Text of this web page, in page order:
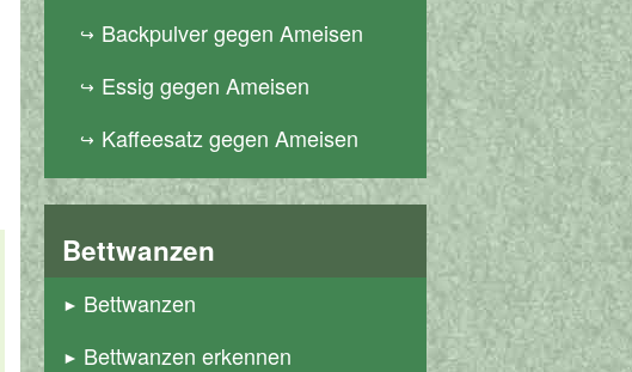
Backpulver gegen Ameisen
Essig gegen Ameisen
Kaffeesatz gegen Ameisen
Bettwanzen
Bettwanzen
Bettwanzen erkennen